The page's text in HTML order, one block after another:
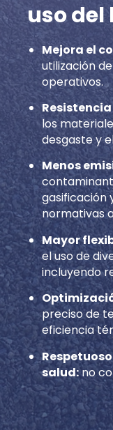
uso del
Mejora el
utilización
operativos.
los
desgaste y
Menos
gasificación
normativas
Mayor
el uso de
incluyendo
preciso de
eficiencia
salud:no